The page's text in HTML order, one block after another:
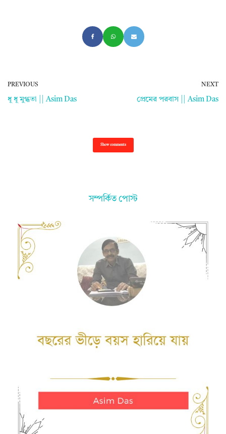
PREVIOUS
ধূ ধূ মুগ্ধতা || Asim Das
NEXT
প্রেমের পরবাস || Asim Das
Show comments
সম্পর্কিত পোস্ট